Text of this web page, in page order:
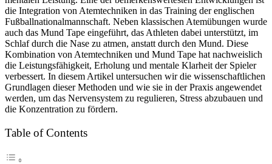
die Integration von Atemtechniken in das Training der englischen
Fußballnationalmannschaft. Neben klassischen Atemübungen wurde
auch das Mund Tape eingeführt, das Athleten dabei unterstützt, im
Schlaf durch die Nase zu atmen, anstatt durch den Mund. Diese
Kombination von Atemtechniken und Mund Tape hat nachweislich
die Leistungsfähigkeit, Erholung und mentale Klarheit der Spieler
verbessert. In diesem Artikel untersuchen wir die wissenschaftlichen
Grundlagen dieser Methoden und wie sie in der Praxis angewendet
werden, um das Nervensystem zu regulieren, Stress abzubauen und
die Konzentration zu fördern.
Table of Contents